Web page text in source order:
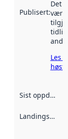
Publisert:
Det
vært
Les
Sist oppdatert
Landingsside